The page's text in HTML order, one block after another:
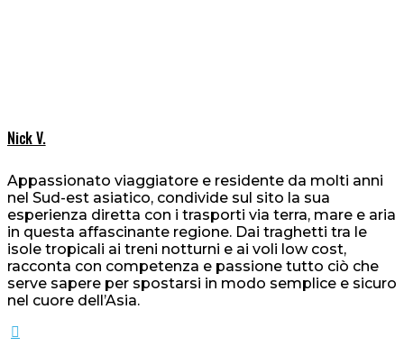
Nick V.
Appassionato viaggiatore e residente da molti anni
nel Sud-est asiatico, condivide sul sito la sua
esperienza diretta con i trasporti via terra, mare e aria
in questa affascinante regione. Dai traghetti tra le
isole tropicali ai treni notturni e ai voli low cost,
racconta con competenza e passione tutto ciò che
serve sapere per spostarsi in modo semplice e sicuro
nel cuore dell’Asia.